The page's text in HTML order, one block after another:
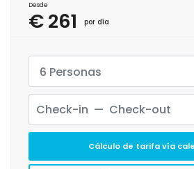
Desde
€ 261 por día
6 Personas
Cálculo de tarifa vía